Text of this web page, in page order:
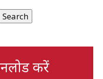
Search
करें